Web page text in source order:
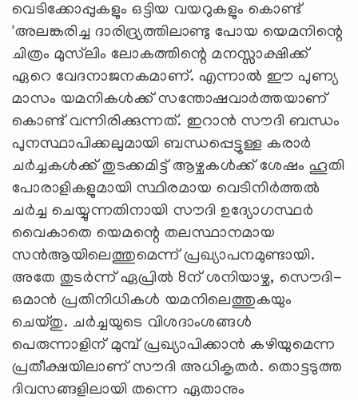
വെടിക്കോപ്പുകളും ഒട്ടിയ വയറുകളും കൊണ്ട്
'അലങ്കരിച്ച ദാരിദ്ര്യത്തിലാണ്ടു പോയ യെമനിന്റെ
ചിത്രം മുസ്‍ലിം ലോകത്തിന്റെ മനസ്സാക്ഷിക്ക്
ഏറെ വേദനാജനകമാണ്. എന്നാൽ ഈ പുണ്യ
മാസം യമനികള്‍ക്ക് സന്തോഷവാര്‍ത്തയാണ്
കൊണ്ട് വന്നിരിക്കുന്നത്. ഇറാൻ സൗദി ബന്ധം
പുനസ്ഥാപിക്കലുമായി ബന്ധപ്പെട്ടുള്ള കരാർ
ചർച്ചകൾക്ക് തുടക്കമിട്ട് ആഴ്ചകൾക്ക് ശേഷം ഹൂതി
പോരാളികളുമായി സ്ഥിരമായ വെടിനിർത്തൽ
ചർച്ച ചെയ്യുന്നതിനായി സൗദി ഉദ്യോഗസ്ഥർ
വൈകാതെ യെമന്റെ തലസ്ഥാനമായ
സന്‍ആയിലെത്തുമെന്ന് പ്രഖ്യാപനമുണ്ടായി.
അതേ തുടര്‍ന്ന് ഏപ്രില്‍ 8ന് ശനിയാഴ്ച, സൌദി-
ഒമാന്‍ പ്രതിനിധികള്‍ യമനിലെത്തുകയും
ചെയ്തു. ചർച്ചയുടെ വിശദാംശങ്ങള്‍
പെരുന്നാളിന് മുമ്പ് പ്രഖ്യാപിക്കാൻ കഴിയുമെന്ന
പ്രതീക്ഷയിലാണ് സൗദി അധികൃതര്‍. തൊട്ടടുത്ത
ദിവസങ്ങളിലായി തന്നെ ഏതാനും